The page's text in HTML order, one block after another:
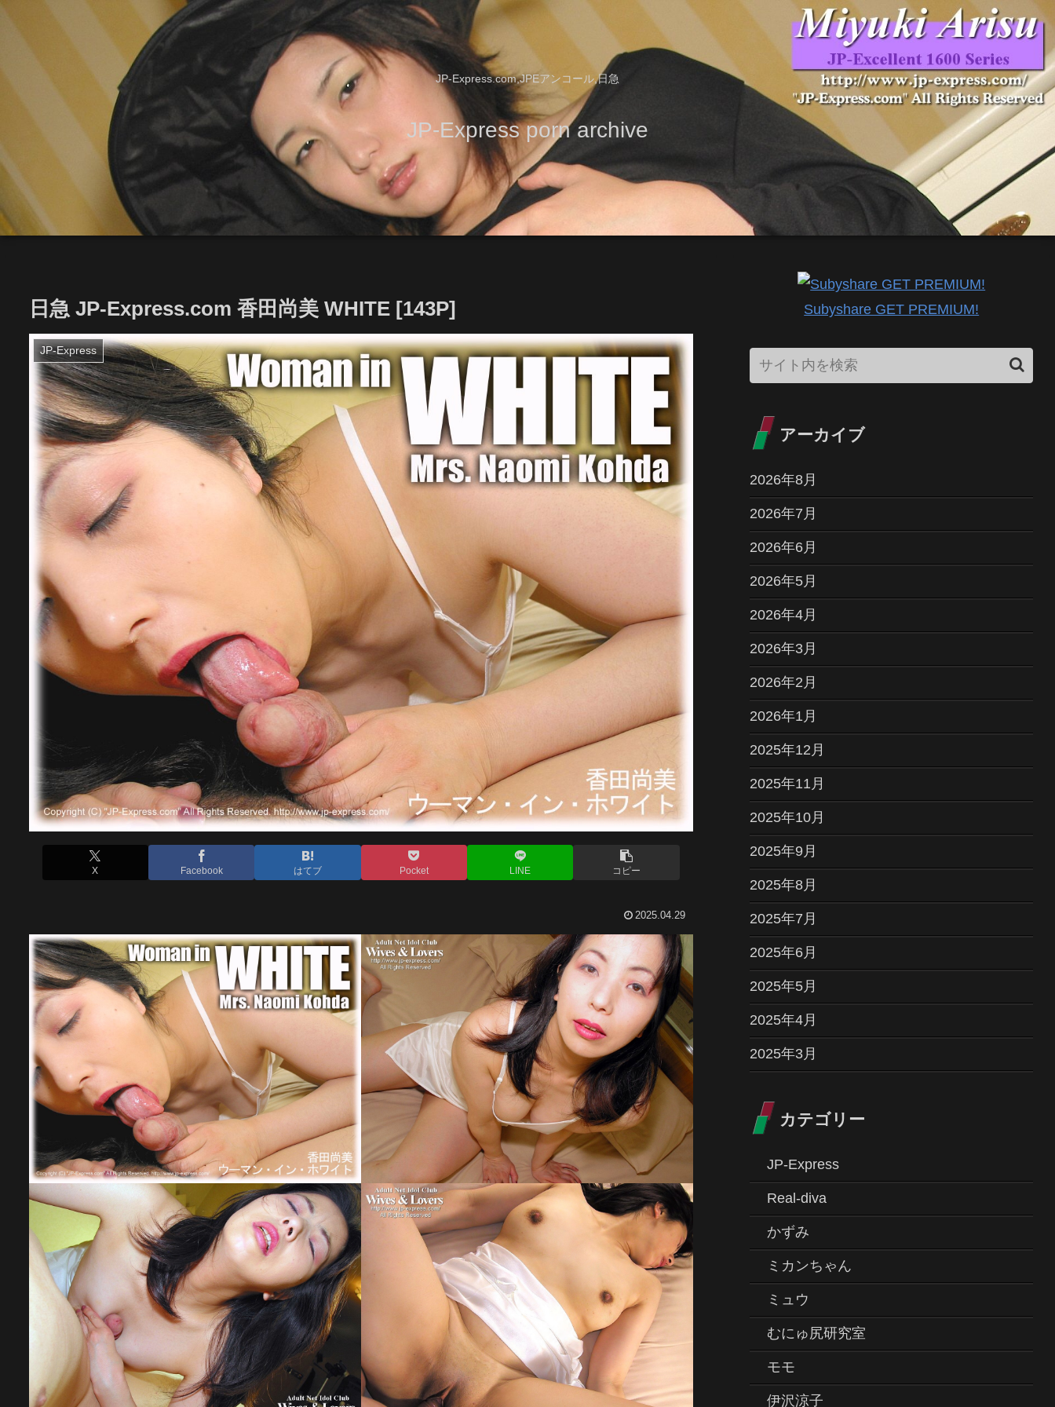
JP-Express.com,JPEアンコール,日急
JP-Express porn archive
日急 JP-Express.com 香田尚美 WHITE [143P]
JP-Express
X Facebook はてブ Pocket LINE コピー
2025.04.29
Subyshare GET PREMIUM!
アーカイブ
2026年8月
2026年7月
2026年6月
2026年5月
2026年4月
2026年3月
2026年2月
2026年1月
2025年12月
2025年11月
2025年10月
2025年9月
2025年8月
2025年7月
2025年6月
2025年5月
2025年4月
2025年3月
カテゴリー
JP-Express
Real-diva
かずみ
ミカンちゃん
ミュウ
むにゅ尻研究室
モモ
伊沢涼子